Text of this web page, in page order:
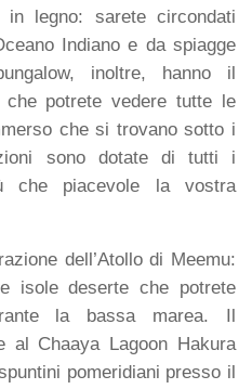
legno: sarete circondati
Indiano e da spiagge
inoltre, hanno il
potrete vedere tutte le
che si trovano sotto i
sono dotate di tutti i
che piacevole la vostra
dell’Atollo di Meemu:
isole deserte che potrete
la bassa marea. Il
al Chaaya Lagoon Hakura
pomeridiani presso il